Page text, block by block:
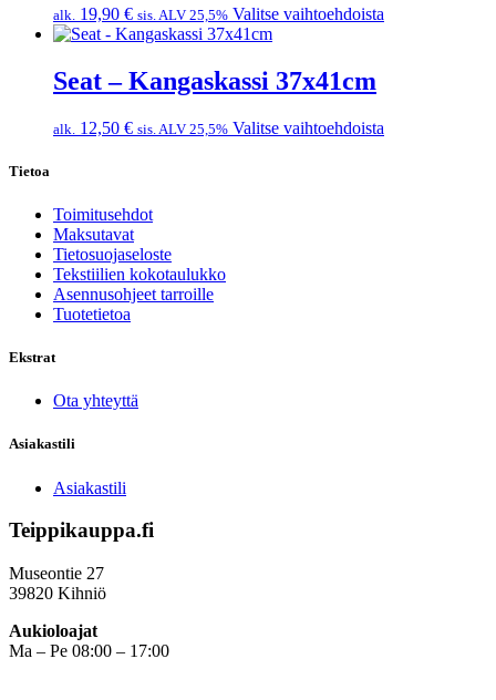
tehdä
alk. 19,90 € sis. ALV 25,5% Valitse vaihtoehdoista
tehdä
Seat – Kangaskassi 37x41cm
alk. 12,50 € sis. ALV 25,5% Valitse vaihtoehdoista
Tietoa
Toimitusehdot
Maksutavat
Tietosuojaseloste
Tekstiilien kokotaulukko
Asennusohjeet tarroille
Tuotetietoa
Ekstrat
Ota yhteyttä
Asiakastili
Asiakastili
Teippikauppa.fi
Museontie 27
39820 Kihniö
Aukioloajat
Ma – Pe 08:00 – 17:00